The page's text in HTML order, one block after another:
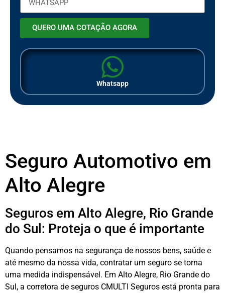
QUERO UMA COTAÇÃO AGORA
Whatsapp
Seguro Automotivo em
Alto Alegre
Seguros em Alto Alegre, Rio Grande
do Sul: Proteja o que é importante
Quando pensamos na segurança de nossos bens, saúde e
até mesmo da nossa vida, contratar um seguro se torna
uma medida indispensável. Em Alto Alegre, Rio Grande do
Sul, a corretora de seguros CMULTI Seguros está pronta para